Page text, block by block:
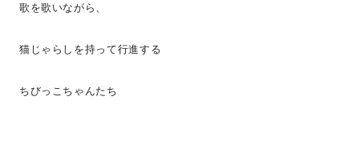
歌を歌いながら、
猫じゃらしを持って行進する
ちびっこちゃんたち